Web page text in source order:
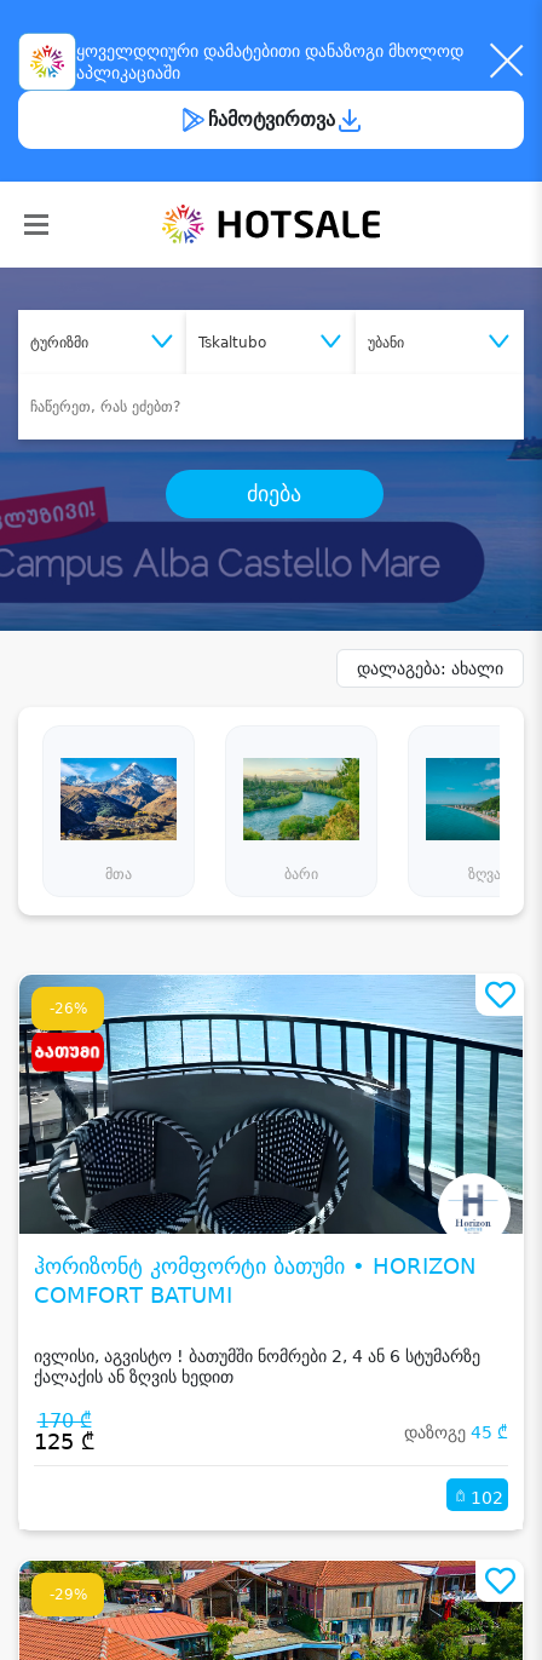
ყოველდღიური დამატებითი დანაზოგი მხოლოდ
აპლიკაციაში
ჩამოტვირთვა
ტურიზმი Tskaltubo უბანი
ძიება
დალაგება: ახალი
მთა ბარი ზღვა
-26%
ჰორიზონტ კომფორტი ბათუმი • HORIZON
COMFORT BATUMI
ივლისი, აგვისტო ! ბათუმში ნომრები 2, 4 ან 6 სტუმარზე
ქალაქის ან ზღვის ხედით
170 ₾
125 ₾ დაზოგე 45 ₾
102
-29%